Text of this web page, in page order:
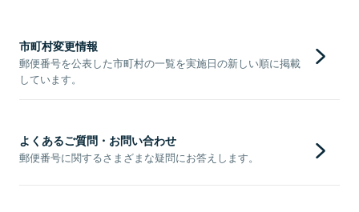
市町村変更情報
郵便番号を公表した市町村の一覧を実施日の新しい順に掲載
しています。
よくあるご質問・お問い合わせ
郵便番号に関するさまざまな疑問にお答えします。